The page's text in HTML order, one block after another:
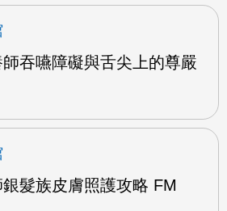
吞嚥障礙與舌尖上的尊嚴
髮族皮膚照護攻略 FM